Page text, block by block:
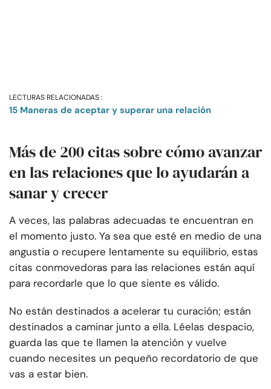
LECTURAS RELACIONADAS :
15 Maneras de aceptar y superar una relación
Más de 200 citas sobre cómo avanzar
en las relaciones que lo ayudarán a
sanar y crecer
A veces, las palabras adecuadas te encuentran en
el momento justo. Ya sea que esté en medio de una
angustia o recupere lentamente su equilibrio, estas
citas conmovedoras para las relaciones están aquí
para recordarle que lo que siente es válido.
No están destinados a acelerar tu curación; están
destinados a caminar junto a ella. Léelas despacio,
guarda las que te llamen la atención y vuelve
cuando necesites un pequeño recordatorio de que
vas a estar bien.